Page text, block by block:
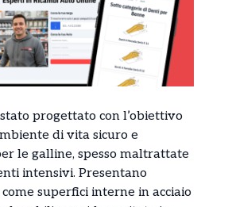
progettato con l’obiettivo
di vita sicuro e
le galline, spesso maltrattate
intensivi. Presentano
superfici interne in acciaio